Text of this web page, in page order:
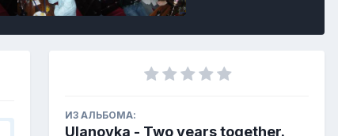
ИЗ АЛЬБОМА:
Ulanovka - Two years together.